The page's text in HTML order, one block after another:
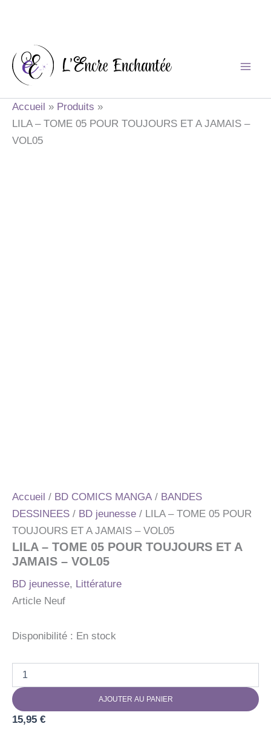
contenu
Accueil
Produits
LILA – TOME 05 POUR TOUJOURS ET A JAMAIS –
VOL05
Accueil / BD COMICS MANGA / BANDES
DESSINEES / BD jeunesse / LILA – TOME 05 POUR
TOUJOURS ET A JAMAIS – VOL05
LILA – TOME 05 POUR TOUJOURS ET A
JAMAIS – VOL05
BD jeunesse, Littérature
Article Neuf
Disponibilité : En stock
LILA
-
TOME
AJOUTER AU PANIER
15,95 €